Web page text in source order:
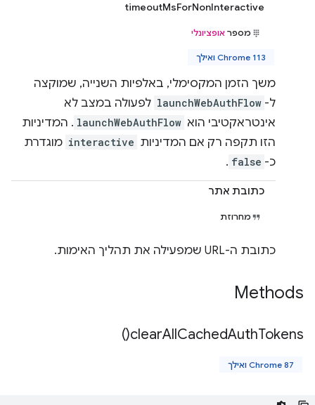
timeoutMsForNonInteractive
מספר אופציונלי
Chrome 113 ואילך
משך הזמן המקסימלי, באלפיות השנייה, שמוקצה
ל- launchWebAuthFlow לפעולה במצב לא
אינטראקטיבי הוא launchWebAuthFlow . המדיניות
הזו תקפה רק אם המדיניות interactive מוגדרת
כ- false
.
כתובת אתר
מחרוזת
כתובת ה-URL שמפעילה את תהליך האימות.
Methods
clearAllCachedAuthTokens(
)
Chrome 87 ואילך